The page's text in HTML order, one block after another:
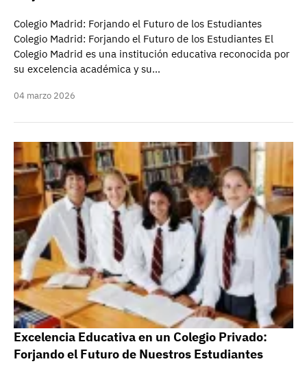
Colegio Madrid: Forjando el Futuro de los Estudiantes
Colegio Madrid: Forjando el Futuro de los Estudiantes El
Colegio Madrid es una institución educativa reconocida por
su excelencia académica y su…
04 marzo 2026
Excelencia Educativa en un Colegio Privado:
Forjando el Futuro de Nuestros Estudiantes